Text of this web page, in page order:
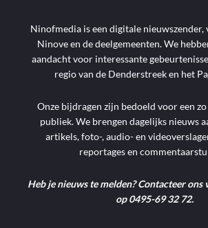
Ninofmedia is een digitale
Ninove en de deelgemeenten. We
aandacht voor interessante
regio van de Denderstreek en het
Onze bijdragen zijn bedoeld voor een
publiek. We brengen dagelijks nieuws
artikels, foto-, audio- en
reportages en
Heb je nieuws te melden? Contacteer ons
op 0495-69 32 72.